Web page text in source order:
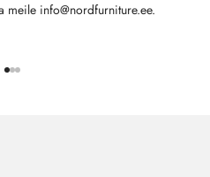
meile info@nordfurniture.ee.